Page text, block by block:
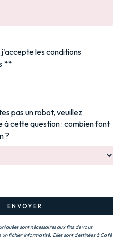
les conditions
**
pas un robot, veuillez
à cette question : combien font
?
ENVOYER
sont nécessaires aux fins de vous
fichier informatisé. Elles sont destinées à Café